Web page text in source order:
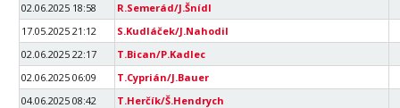
02.06.2025 18:58
R.Semerád/J.Šnídl
17.05.2025 21:12
S.Kudláček/J.Nahodil
02.06.2025 22:17
T.Bican/P.Kadlec
02.06.2025 06:09
T.Cyprián/J.Bauer
04.06.2025 08:42
T.Herčík/Š.Hendrych